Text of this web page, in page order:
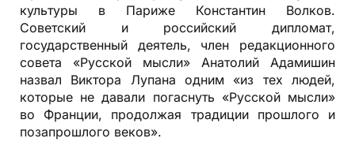
культуры в Париже Константин Волков.
Советский и российский дипломат,
государственный деятель, член редакционного
совета «Русской мысли» Анатолий Адамишин
назвал Виктора Лупана одним «из тех людей,
которые не давали погаснуть «Русской мысли»
во Франции, продолжая традиции прошлого и
позапрошлого веков».